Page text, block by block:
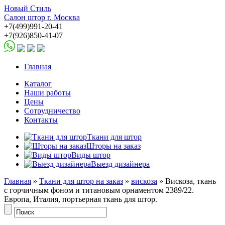
Новый Стиль
Салон штор г. Москва
+7(499)991-20-41
+7(926)850-41-07
Главная
Каталог
Наши работы
Цены
Сотрудничество
Контакты
Ткани для штор
Шторы на заказ
Виды штор
Выезд дизайнера
Главная » Ткани для штор на заказ » вискоза » Вискоза, ткань
с горчичным фоном и титановым орнаментом 2389/22.
Европа, Италия, портьерная ткань для штор.